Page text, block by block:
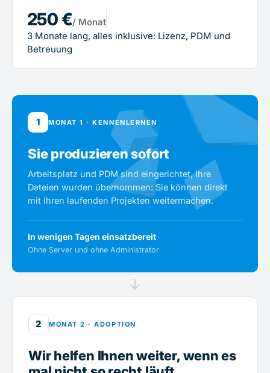
250 €/ Monat
3 Monate lang, alles inklusive: Lizenz, PDM und
Betreuung
1 MONAT 1 · KENNENLERNEN
Sie produzieren sofort
Arbeitsplatz und PDM sind eingerichtet, Ihre
Dateien wurden übernommen: Sie können direkt
mit Ihren laufenden Projekten weitermachen.
In wenigen Tagen einsatzbereit
Ohne Server und ohne Administrator
2 MONAT 2 · ADOPTION
Wir helfen Ihnen weiter, wenn es